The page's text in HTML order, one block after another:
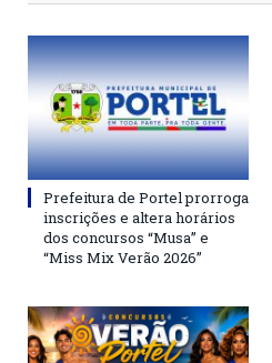
Prefeitura de Portel prorroga
inscrições e altera horários
dos concursos “Musa” e
“Miss Mix Verão 2026”